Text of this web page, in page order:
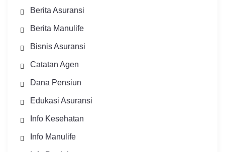
Berita Asuransi
Berita Manulife
Bisnis Asuransi
Catatan Agen
Dana Pensiun
Edukasi Asuransi
Info Kesehatan
Info Manulife